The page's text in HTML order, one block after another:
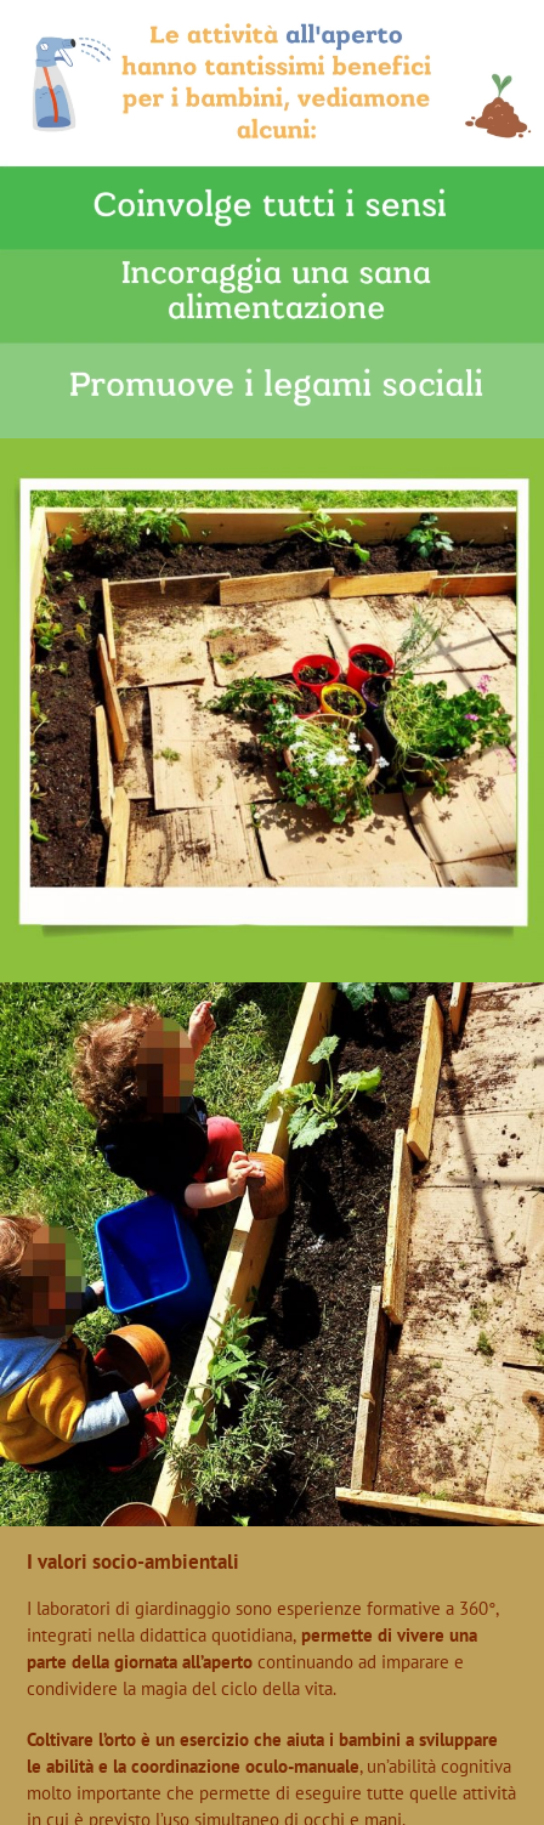
I valori socio-ambientali
I laboratori di giardinaggio sono esperienze formative a 360°,
integrati nella didattica quotidiana, permette di vivere una
parte della giornata all’aperto continuando ad imparare e
condividere la magia del ciclo della vita.
Coltivare l’orto è un esercizio che aiuta i bambini a sviluppare
le abilità e la coordinazione oculo-manuale, un’abilità cognitiva
molto importante che permette di eseguire tutte quelle attività
in cui è previsto l’uso simultaneo di occhi e mani.